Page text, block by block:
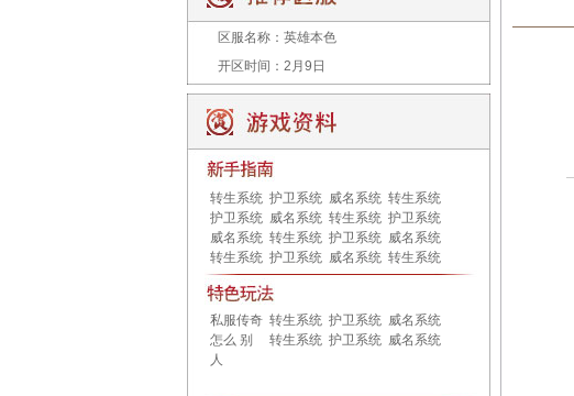
区服名称： 英雄本色
开区时间： 2月9日
转生系统 护卫系统 威名系统 转生系统
护卫系统 威名系统 转生系统 护卫系统
威名系统 转生系统 护卫系统 威名系统
转生系统 护卫系统 威名系统 转生系统
私服传奇
怎么 别
人
转生系统 护卫系统 威名系统
转生系统 护卫系统 威名系统